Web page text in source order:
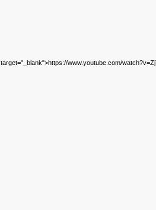
target="_blank">https://www.youtube.com/